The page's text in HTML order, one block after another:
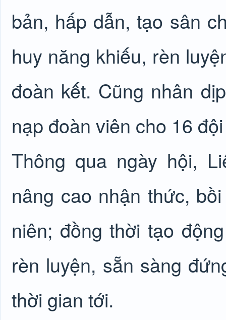
bản, hấp dẫn, tạo sân
huy năng khiếu, rèn
đoàn kết. Cũng nhân
nạp đoàn viên cho 16
Thông qua ngày hội,
nâng cao nhận thức,
niên; đồng thời tạo
rèn luyện, sẵn sàng
thời gian tới.